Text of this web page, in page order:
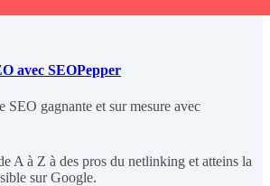
avec SEOPepper
SEO gagnante et sur mesure avec
A à Z à des pros du netlinking et atteins la
sur Google.